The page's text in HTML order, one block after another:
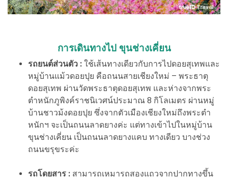
การเดินทางไป ขุนช่างเคี่ยน
รถยนต์ส่วนตัว : ใช้เส้นทางเดียวกับการไปดอยสุเทพและ
หมู่บ้านแม้วดอยปุย คือถนนสายเชียงใหม่ – พระธาตุ
ดอยสุเทพ ผ่านวัดพระธาตุดอยสุเทพ และห่างจากพระ
ตำหนักภูพิงค์ราชนิเวศน์ประมาณ 8 กิโลเมตร ผ่านหมู่
บ้านชาวม้งดอยปุย ซึ่งจากตัวเมืองเชียงใหม่ถึงพระตำ
หนักฯ จะเป็นถนนลาดยางค่ะ แต่ทางเข้าไปในหมู่บ้าน
ขุนช่างเคี่ยน เป็นถนนลาดยางแคบ ทางเดียว บางช่วง
ถนนขรุขระค่ะ
รถโดยสาร : สามารถเหมารถสองแถวจากปากทางขึ้น